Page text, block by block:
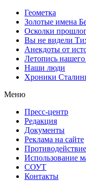
Геометка
Золотые имена
Осколки
Вы не видели
Анекдоты от
Летопись нашего
Наши люди
Хроники
Меню
Пресс-центр
Редакция
Документы
Реклама на сайте
Использование
СОУТ
Контакты